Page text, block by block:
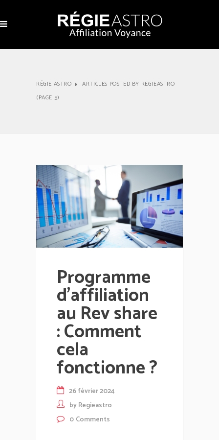
RÉGIE ASTRO
ARTICLES POSTED BY REGIEASTRO
(PAGE 5)
Programme
d’affiliation
au Rev share
: Comment
cela
fonctionne ?
26 février 2024
byRegieastro
0 Comments